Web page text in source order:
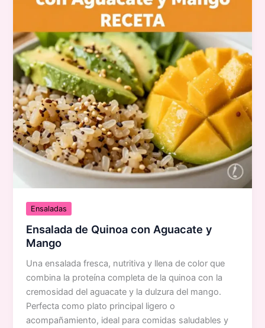
Ensaladas
Ensalada de Quinoa con Aguacate y
Mango
Una ensalada fresca, nutritiva y llena de color que
combina la proteína completa de la quinoa con la
cremosidad del aguacate y la dulzura del mango.
Perfecta como plato principal ligero o
acompañamiento, ideal para comidas saludables y